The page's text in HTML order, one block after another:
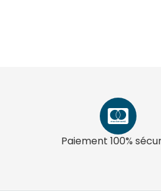
Paiement 100%